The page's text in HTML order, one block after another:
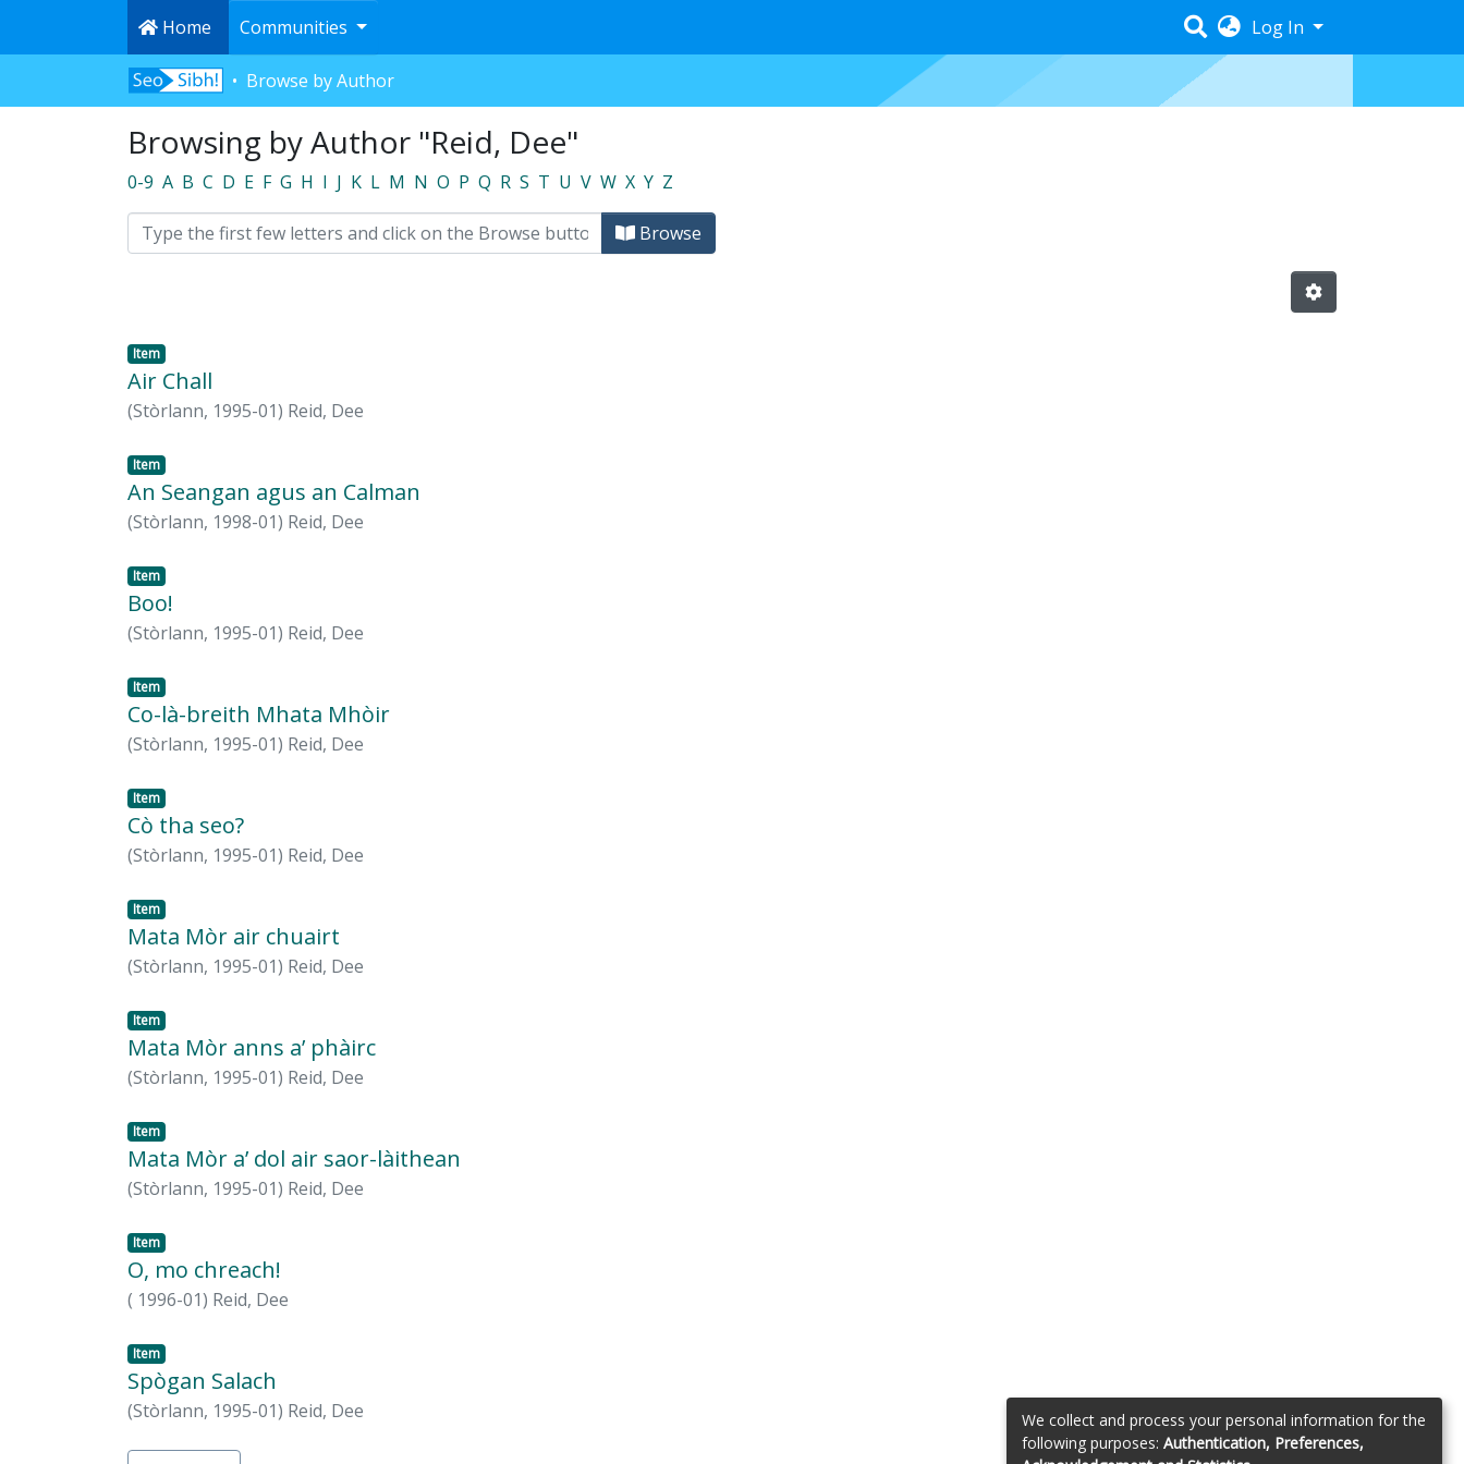
Home Communities Log In
Browse by Author
Browsing by Author "Reid, Dee"
0-9 A B C D E F G H I J K L M N O P Q R S T U V W X Y Z
Browse
Item
Air Chall
(Stòrlann, 1995-01) Reid, Dee
Item
An Seangan agus an Calman
(Stòrlann, 1998-01) Reid, Dee
Item
Boo!
(Stòrlann, 1995-01) Reid, Dee
Item
Co-là-breith Mhata Mhòir
(Stòrlann, 1995-01) Reid, Dee
Item
Cò tha seo?
(Stòrlann, 1995-01) Reid, Dee
Item
Mata Mòr air chuairt
(Stòrlann, 1995-01) Reid, Dee
Item
Mata Mòr anns a’ phàirc
(Stòrlann, 1995-01) Reid, Dee
Item
Mata Mòr a’ dol air saor-làithean
(Stòrlann, 1995-01) Reid, Dee
Item
O, mo chreach!
( 1996-01) Reid, Dee
Item
Spògan Salach
(Stòrlann, 1995-01) Reid, Dee
We collect and process your personal information for the
following purposes: Authentication, Preferences,